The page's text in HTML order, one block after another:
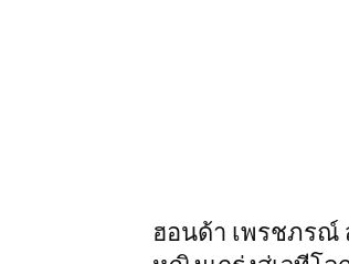
ฮอนด้า เพรชภรณ์